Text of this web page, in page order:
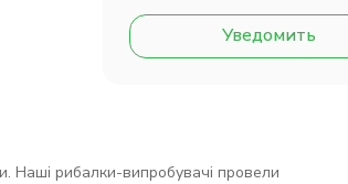
Уведомить
Наші рибалки-випробувачі провели